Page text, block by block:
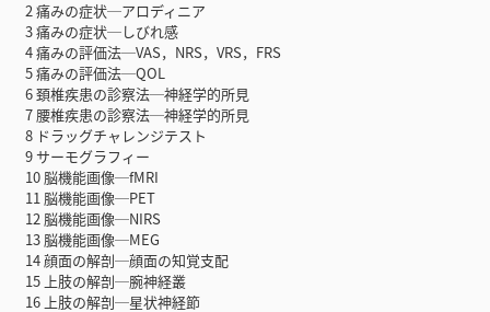
2 痛みの症状─アロディニア
3 痛みの症状─しびれ感
4 痛みの評価法─VAS，NRS，VRS，FRS
5 痛みの評価法─QOL
6 頚椎疾患の診察法─神経学的所見
7 腰椎疾患の診察法─神経学的所見
8 ドラッグチャレンジテスト
9 サーモグラフィー
10 脳機能画像─fMRI
11 脳機能画像─PET
12 脳機能画像─NIRS
13 脳機能画像─MEG
14 顔面の解剖─顔面の知覚支配
15 上肢の解剖─腕神経叢
16 上肢の解剖─星状神経節